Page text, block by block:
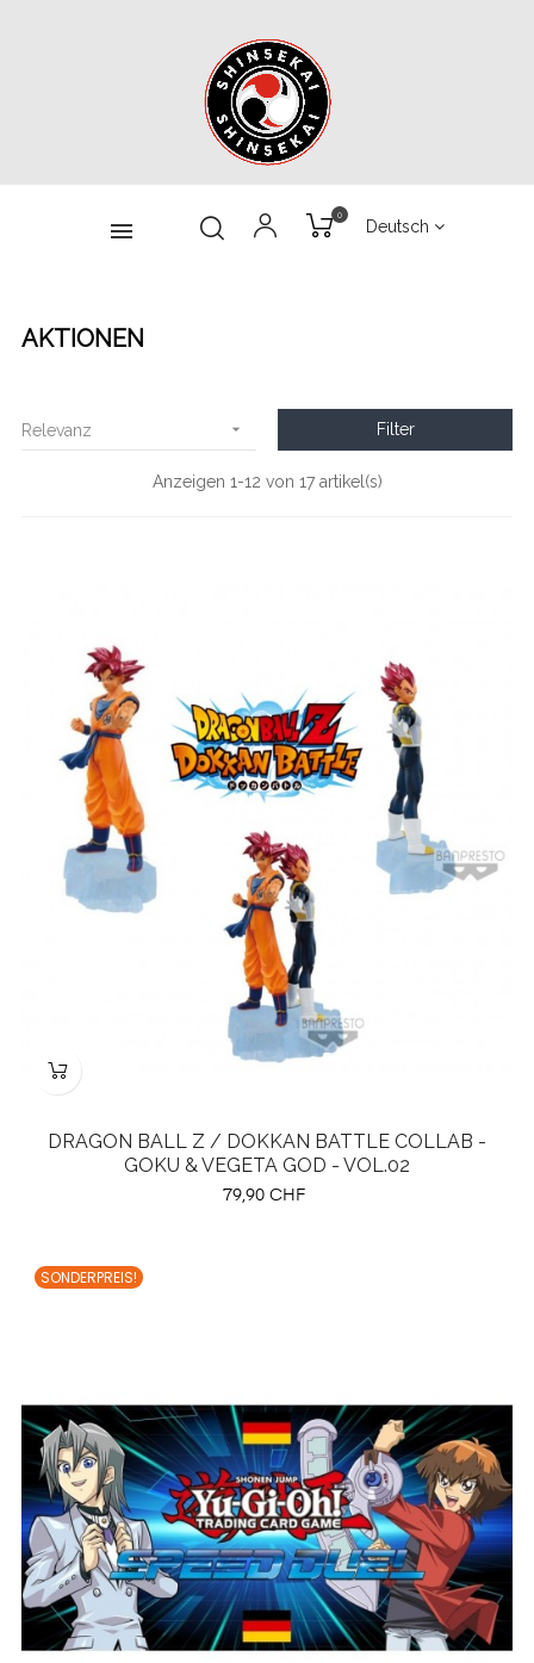
Deutsch
0
AKTIONEN
Relevanz  Filter
Anzeigen 1-12 von 17 artikel(s)
DRAGON BALL Z / DOKKAN BATTLE COLLAB -
GOKU & VEGETA GOD - VOL.02
Preis
79,90 CHF
SONDERPREIS!